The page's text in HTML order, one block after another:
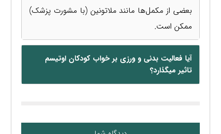
بعضی از مکمل‌ها مانند ملاتونین (با مشورت پزشک)
ممکن است.
آیا فعالیت بدنی و ورزی بر خواب کودکان اوتیسم
تاثیر میگذارد؟